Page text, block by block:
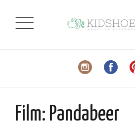
Film: Pandabeer